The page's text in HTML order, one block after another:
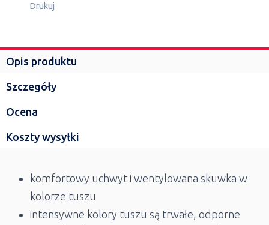
Drukuj
Opis produktu
Szczegóły
Ocena
Koszty wysyłki
komfortowy uchwyt i wentylowana skuwka w
kolorze tuszu
intensywne kolory tuszu są trwałe, odporne